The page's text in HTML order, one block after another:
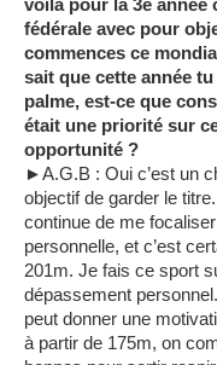
fédérale avec pour
commences ce
sait que cette année
palme, est-ce que
était une priorité sur
opportunité ?
►A.G.B : Oui c’est un
objectif de garder le
continue de me
personnelle, et c’est
201m. Je fais ce sport
dépassement
peut donner une
à partir de 175m, on